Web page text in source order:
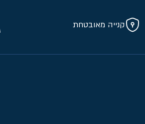
קנייה מאובטחת